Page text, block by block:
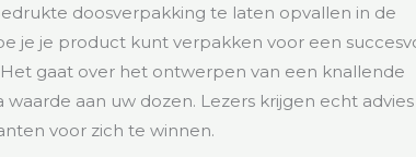
doosverpakking te laten opvallen in de
je je product kunt verpakken voor een
gaat over het ontwerpen van een knallende
aan uw dozen. Lezers krijgen echt
voor zich te winnen.